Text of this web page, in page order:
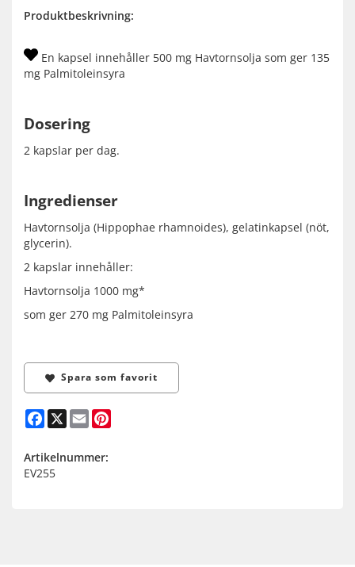
Produktbeskrivning:
En kapsel innehåller 500 mg Havtornsolja som ger 135
mg Palmitoleinsyra
Dosering
2 kapslar per dag.
Ingredienser
Havtornsolja (Hippophae rhamnoides), gelatinkapsel (nöt,
glycerin).
2 kapslar innehåller:
Havtornsolja 1000 mg*
som ger 270 mg Palmitoleinsyra
Spara som favorit
Facebook
X Email
Artikelnummer:
EV255